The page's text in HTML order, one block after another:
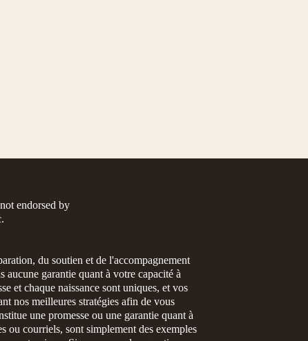
endorsed by
du soutien et de l'accompagnement
garantie quant à votre capacité à
et chaque naissance sont uniques, et vos
nos meilleures stratégies afin de vous
une promesse ou une garantie quant à
ou courriels, sont simplement des exemples